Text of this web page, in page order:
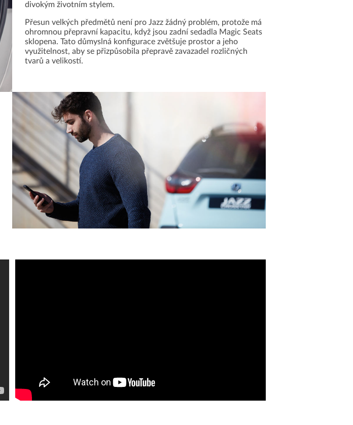
divokým životním stylem.
Přesun velkých předmětů není pro Jazz žádný problém, protože má
ohromnou přepravní kapacitu, když jsou zadní sedadla Magic Seats
sklopena. Tato důmyslná konfigurace zvětšuje prostor a jeho
využitelnost, aby se přizpůsobila přepravě zavazadel rozličných
tvarů a velikostí.